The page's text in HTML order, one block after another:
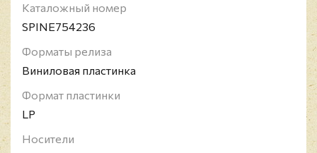
основном, оккультной тематики. Electric Wizard
выпустили девять студийных альбомов, из
которых два, Come My Fanatics... и Dopethrone,
считаются классическими в своём жанре.
Каталожный номер
SPINE754236
Форматы релиза
Виниловая пластинка
Формат пластинки
LP
Носители